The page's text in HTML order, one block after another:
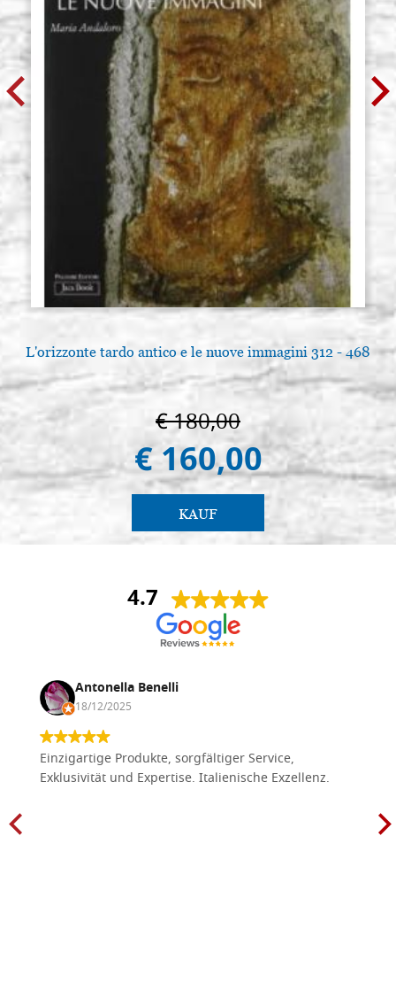
L'orizzonte tardo antico e le nuove immagini 312 - 468
€ 180,00
€ 160,00
KAUF
4.7
Antonella Benelli
18/12/2025
Einzigartige Produkte, sorgfältiger Service,
Exklusivität und Expertise. Italienische Exzellenz.